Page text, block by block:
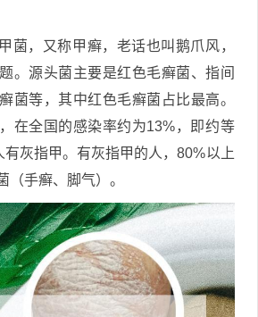
菌，又称甲癣，老话也叫鹅爪风，
。源头菌主要是红色毛癣菌、指间
菌等，其中红色毛癣菌占比最高。
在全国的感染率约为13%，即约等
有灰指甲。有灰指甲的人，80%以上
（手癣、脚气）。